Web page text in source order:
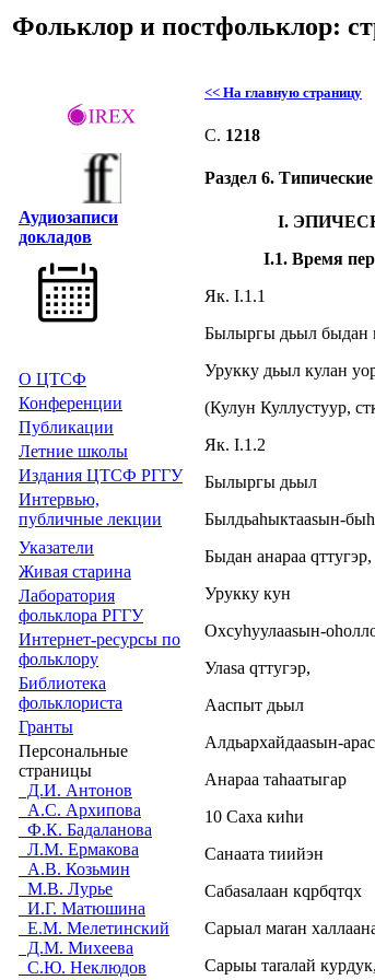
Фольклор и постфольклор:
Аудиозаписи
докладов
О ЦТСФ
Конференции
Публикации
Летние школы
Издания ЦТСФ РГГУ
Интервью,
публичные лекции
Указатели
Живая cтарина
Лаборатория
фольклора РГГУ
Интернет-ресурсы по
фольклору
Библиотека
фольклориста
Гранты
Персональные
страницы
Д.И. Антонов
А.С. Архипова
Ф.К. Бадаланова
Л.М. Ермакова
А.В. Козьмин
М.В. Лурье
И.Г. Матюшина
Е.М. Мелетинский
Д.М. Михеева
С.Ю. Неклюдов
<< На главную страницу
C. 1218
Раздел 6.
I.
I.1. Время
Як. I.1.1
Былыргы дьыл быдан
Урукку дьыл кулан
(Кулун Куллустуур,
Як. I.1.2
Былыргы дьыл
Былдьаhыктааsын-
Быдан анараа qттyгэр,
Урукку кyн
Охсуhуулааsын-
Улаsа qттyгэр,
Ааспыт дьыл
Алдьархайдааsын-
Анараа таhаатыгар
10 Саха киhи
Санаата тиийэн
Сабаsалаан кqрбqтqх
Сарыал маrан
Сарыы таrалай курдук,